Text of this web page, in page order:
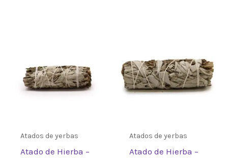
Atados de yerbas
Atado de Hierba –
Atados de yerbas
Atado de Hierba –